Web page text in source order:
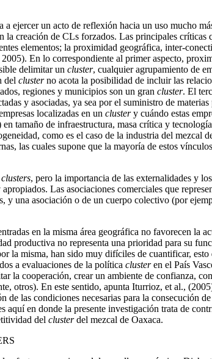
ejercer un acto de reflexión hacia un uso mucho
creación de CLs forzados. Las principales
elementos; la proximidad geográfica, inter-
En lo correspondiente al primer aspecto,
delimitar un cluster, cualquier agrupamiento de
del clusterno acota la posibilidad de incluir las
regiones y municipios son un gran cluster. El
y asociadas, ya sea por el suministro de
localizadas en un clustery cuándo estas
tamaño de infraestructura, masa crítica y
como es el caso de la industria del mezcal
las cuales supone que la mayoría de estos
clusters, pero la importancia de las externalidades y
Las asociaciones comerciales que
una asociación o de un cuerpo colectivo (por
en la misma área geográfica no favorecen
productiva no representa una prioridad para su
la misma, han sido muy difíciles de cuantificar,
a evaluaciones de la política clusteren el País
la cooperación, crear un ambiente de confianza,
otros). En este sentido, apunta Iturrioz, et al.,
las condiciones necesarias para la consecución
aquí en donde la presente investigación trata de
del clusterdel mezcal de Oaxaca.